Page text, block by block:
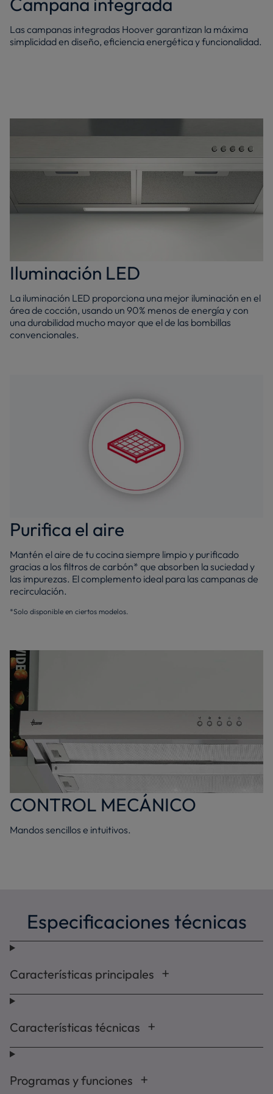
Las campanas integradas Hoover garantizan la máxima
simplicidad en diseño, eficiencia energética y funcionalidad.
Iluminación LED
La iluminación LED proporciona una mejor iluminación en el
área de cocción, usando un 90% menos de energía y con
una durabilidad mucho mayor que el de las bombillas
convencionales.
Purifica el aire
Mantén el aire de tu cocina siempre limpio y purificado
gracias a los filtros de carbón* que absorben la suciedad y
las impurezas. El complemento ideal para las campanas de
recirculación.
*Solo disponible en ciertos modelos.
CONTROL MECÁNICO
Mandos sencillos e intuitivos.
Especificaciones técnicas
Características principales
Características técnicas
Programas y funciones